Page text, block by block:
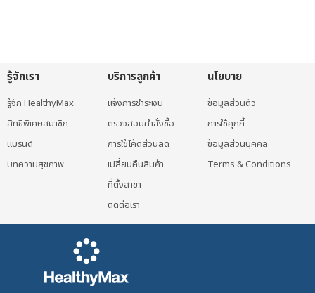
รู้จักเรา
รู้จัก HealthyMax
สิทธิพิเศษสมาชิก
แบรนด์
บทความสุขภาพ
บริการลูกค้า
แจ้งการชำระเงิน
ตรวจสอบคำสั่งซื้อ
การใช้โค้ดส่วนลด
เปลี่ยนคืนสินค้า
ที่ตั้งสาขา
ติดต่อเรา
นโยบาย
ข้อมูลส่วนตัว
การใช้คุกกี้
ข้อมูลส่วนบุคคล
Terms & Conditions